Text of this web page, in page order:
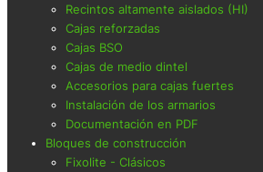
Recintos altamente aislados (HI)
Cajas reforzadas
Cajas BSO
Cajas de medio dintel
Accesorios para cajas fuertes
Instalación de los armarios
Documentación en PDF
Bloques de construcción
Fixolite - Clásicos